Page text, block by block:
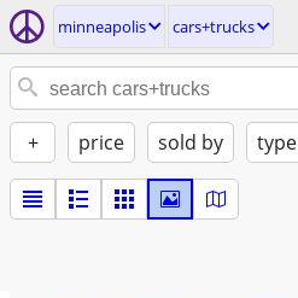
minneapolis cars+trucks
+ price sold by type